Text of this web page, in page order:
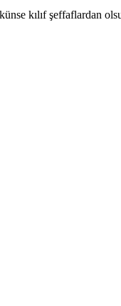
kılıf şeffaflardan